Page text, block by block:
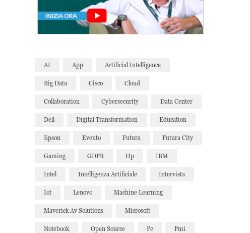
AI App Artificial Intelligence
Big Data Cisco Cloud
Collaboration Cybersecurity Data Center
Dell Digital Transformation Education
Epson Evento Futura Futura City
Gaming GDPR Hp IBM
Intel Intelligenza Artificiale Intervista
Iot Lenovo Machine Learning
Maverick Av Solutions Microsoft
Notebook Open Source Pc Pmi